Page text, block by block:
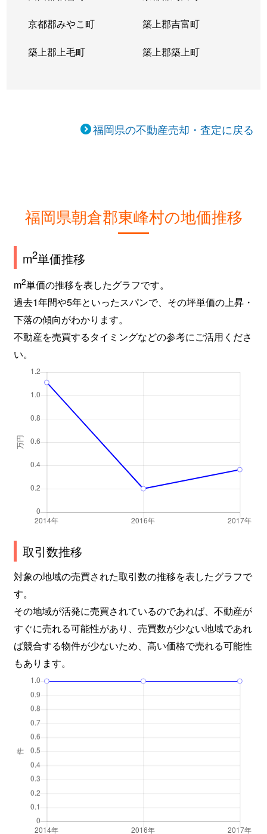
京都郡みやこ町 築上郡吉富町
築上郡上毛町 築上郡築上町
福岡県の不動産売却・査定に戻る
福岡県朝倉郡東峰村の地価推移
m2単価推移
m2単価の推移を表したグラフです。
過去1年間や5年といったスパンで、その坪単価の上昇・
下落の傾向がわかります。
不動産を売買するタイミングなどの参考にご活用くださ
い。
取引数推移
対象の地域の売買された取引数の推移を表したグラフで
す。
その地域が活発に売買されているのであれば、不動産が
すぐに売れる可能性があり、売買数が少ない地域であれ
ば競合する物件が少ないため、高い価格で売れる可能性
もあります。